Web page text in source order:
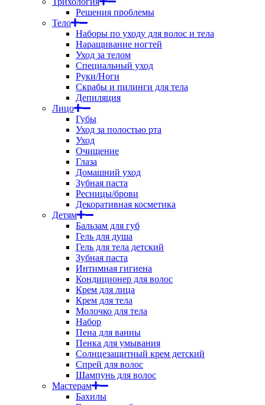
Решения проблемы
Тело
Наборы по уходу для волос и тела
Наращивание ногтей
Уход за телом
Специальный уход
Руки/Ноги
Скрабы и пилинги для тела
Депиляция
Лицо
Губы
Уход за полостью рта
Уход
Очищение
Глаза
Домашний уход
Зубная паста
Ресницы/брови
Декоративная косметика
Детям
Бальзам для губ
Гель для душа
Гель для тела детский
Зубная паста
Интимная гигиена
Кондиционер для волос
Крем для лица
Крем для тела
Молочко для тела
Набор
Пена для ванны
Пенка для умывания
Солнцезащитный крем детский
Спрей для волос
Шампунь для волос
Мастерам
Бахилы